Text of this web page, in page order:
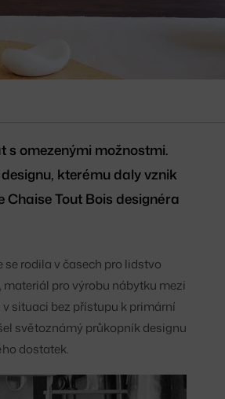
s omezenými možnostmi.
kterému daly vznik
Tout Bois designéra
se rodila v časech pro lidstvo
pro výrobu nábytku mezi
situaci bez přístupu k primární
světoznámý průkopník designu
dostatek.